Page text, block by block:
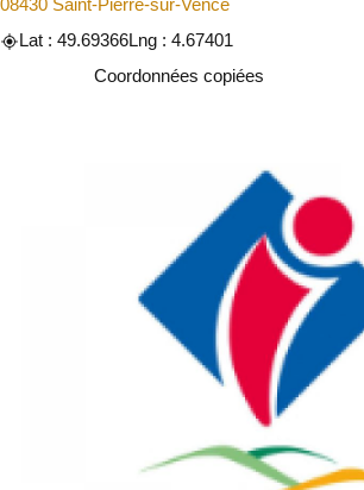
08430 Saint-Pierre-sur-Vence
Lat : 49.69366Lng : 4.67401
Coordonnées copiées